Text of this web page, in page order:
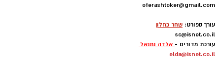
oferashtoker@gmail.com
עורך ספורט: שחר כחלון
sc@isnet.co.il
עורכת מדורים - אלדה נתנאל
elda@isnet.co.il